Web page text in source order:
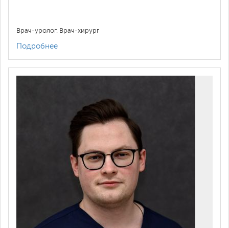
Врач-уролог, Врач-хирург
Подробнее